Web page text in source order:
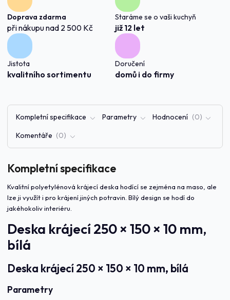
Doprava zdarma
při nákupu nad 2 500 Kč
Staráme se o vaši kuchyň
již 12 let
Jistota
kvalitního sortimentu
Doručení
domů i do firmy
Kompletní specifikace Parametry Hodnocení 0
Komentáře 0
Kompletní specifikace
Kvalitní polyetylénová krájecí deska hodící se zejména na maso, ale
lze ji využít i pro krájení jiných potravin. Bílý design se hodí do
jakéhokoliv interiéru.
Deska krájecí 250 × 150 × 10 mm,
bílá
Deska krájecí 250 × 150 × 10 mm, bílá
Parametry